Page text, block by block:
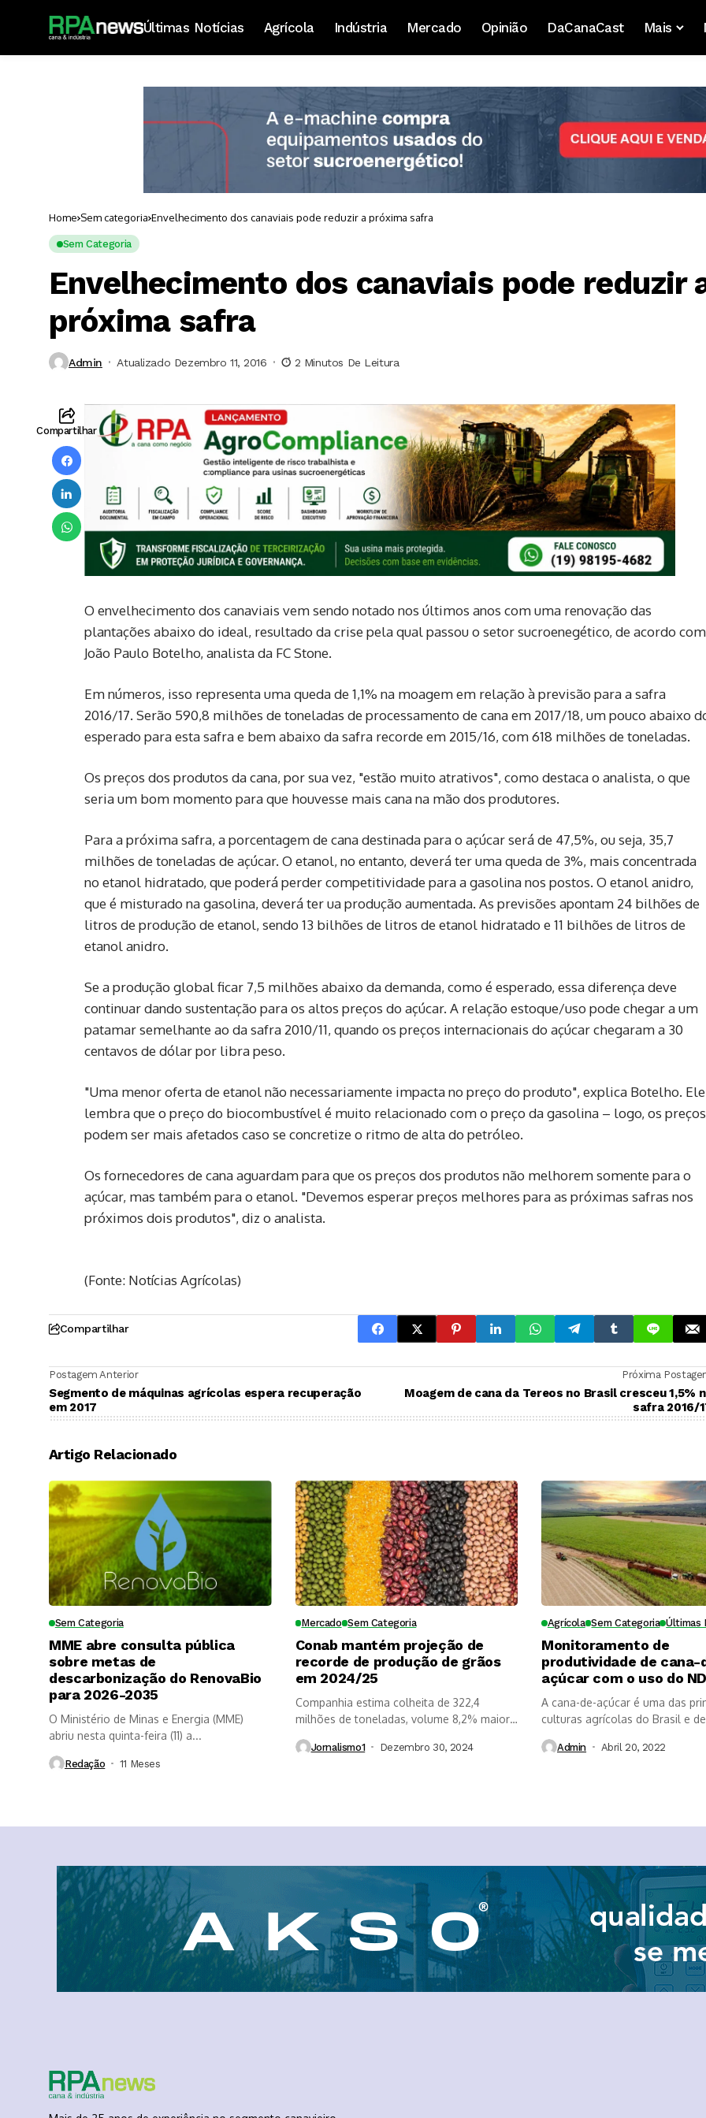
Últimas Notícias Agrícola Indústria Mercado Opinião DaCanaCast Mais
Home Sem categoria Envelhecimento dos canaviais pode reduzir a próxima safra
Sem Categoria
Envelhecimento dos canaviais pode reduzir
próxima safra
Admin Atualizado Dezembro 11, 2016 2 Minutos De Leitura
Compartilhar
O envelhecimento dos canaviais vem sendo notado nos últimos anos com uma renovação das
plantações abaixo do ideal, resultado da crise pela qual passou o setor sucroenegético, de acordo com
João Paulo Botelho, analista da FC Stone.
Em números, isso representa uma queda de 1,1% na moagem em relação à previsão para a safra
2016/17. Serão 590,8 milhões de toneladas de processamento de cana em 2017/18, um pouco abaixo
esperado para esta safra e bem abaixo da safra recorde em 2015/16, com 618 milhões de toneladas.
Os preços dos produtos da cana, por sua vez, "estão muito atrativos", como destaca o analista, o que
seria um bom momento para que houvesse mais cana na mão dos produtores.
Para a próxima safra, a porcentagem de cana destinada para o açúcar será de 47,5%, ou seja, 35,7
milhões de toneladas de açúcar. O etanol, no entanto, deverá ter uma queda de 3%, mais concentrada
no etanol hidratado, que poderá perder competitividade para a gasolina nos postos. O etanol anidro,
que é misturado na gasolina, deverá ter ua produção aumentada. As previsões apontam 24 bilhões de
litros de produção de etanol, sendo 13 bilhões de litros de etanol hidratado e 11 bilhões de litros de
etanol anidro.
Se a produção global ficar 7,5 milhões abaixo da demanda, como é esperado, essa diferença deve
continuar dando sustentação para os altos preços do açúcar. A relação estoque/uso pode chegar a um
patamar semelhante ao da safra 2010/11, quando os preços internacionais do açúcar chegaram a 30
centavos de dólar por libra peso.
"Uma menor oferta de etanol não necessariamente impacta no preço do produto", explica Botelho. Ele
lembra que o preço do biocombustível é muito relacionado com o preço da gasolina – logo, os preços
podem ser mais afetados caso se concretize o ritmo de alta do petróleo.
Os fornecedores de cana aguardam para que os preços dos produtos não melhorem somente para o
açúcar, mas também para o etanol. "Devemos esperar preços melhores para as próximas safras nos
próximos dois produtos", diz o analista.
(Fonte: Notícias Agrícolas)
Compartilhar
Postagem Anterior
Segmento de máquinas agrícolas espera recuperação
em 2017
Próxima
Moagem de cana da Tereos no Brasil cresceu 1,5%
safra 2016/
Artigo Relacionado
Sem Categoria
MME abre consulta pública
sobre metas de
descarbonização do RenovaBio
para 2026-2035
O Ministério de Minas e Energia (MME)
abriu nesta quinta-feira (11) a...
Redação 11 Meses ⁮
Mercado Sem Categoria
Conab mantém projeção de
recorde de produção de grãos
em 2024/25
Companhia estima colheita de 322,4
milhões de toneladas, volume 8,2% maior
Jornalismo1 Dezembro 30, 2024
Agrícola Sem Categoria Últimas
Monitoramento de
produtividade de cana-
açúcar com o uso do
A cana-de-açúcar é uma das
culturas agrícolas do Brasil e
Admin Abril 20, 2022